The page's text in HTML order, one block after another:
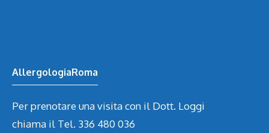
AllergologiaRoma
Per prenotare una visita con il Dott. Loggi
chiama il Tel. 336 480 036